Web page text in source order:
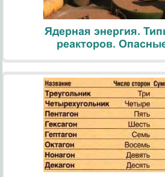
Ядерная энергия.
реакторов.